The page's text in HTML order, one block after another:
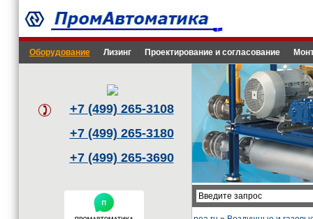
Оборудование Лизинг Проектирование и согласование
+7 (499) 265-3108
+7 (499) 265-3180
+7 (499) 265-3690